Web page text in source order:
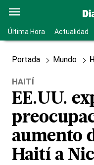
Última Hora Actualidad
Portada Mundo
HAITÍ
EE.UU.
aumento
Haití a